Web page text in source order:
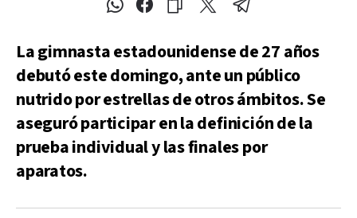
La gimnasta estadounidense de 27 años
debutó este domingo, ante un público
nutrido por estrellas de otros ámbitos. Se
aseguró participar en la definición de la
prueba individual y las finales por
aparatos.